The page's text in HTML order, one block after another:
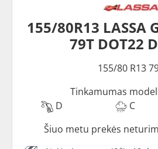
155/80R13 LASSA
79T DOT22
155/80 R13
Tinkamumas
D
C
Šiuo metu prekės